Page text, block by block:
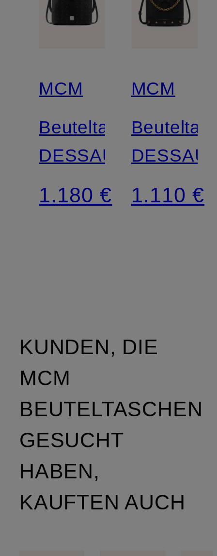
MCM
Beuteltasche
DESSAU
1.180 €
MCM
DESSAU
1.110 €
KUNDEN, DIE
MCM
BEUTELTASCHEN
GESUCHT
HABEN,
KAUFTEN AUCH